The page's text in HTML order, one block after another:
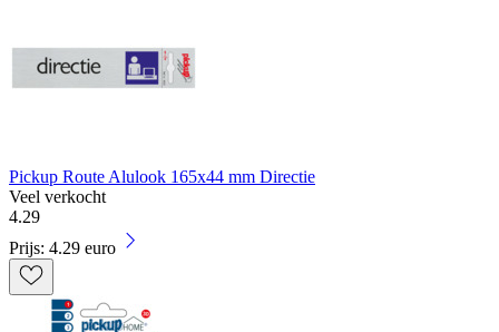
Pickup Route Alulook 165x44 mm Directie
Veel verkocht
4.29
Prijs: 4.29 euro